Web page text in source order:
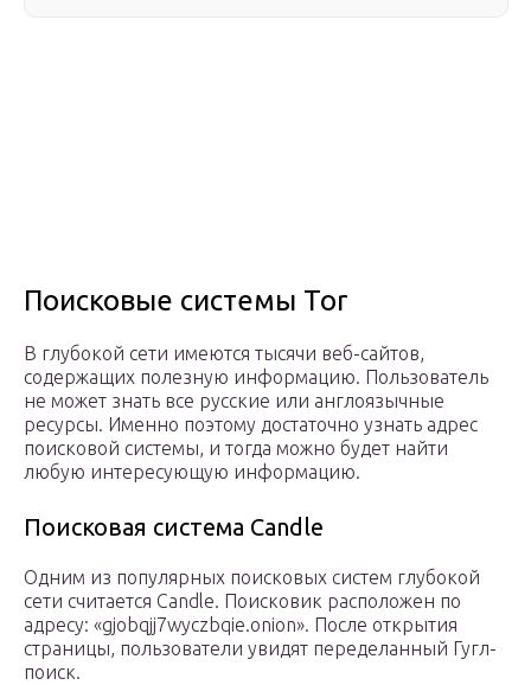
Поисковые системы Tor
В глубокой сети имеются тысячи веб-сайтов,
содержащих полезную информацию. Пользователь
не может знать все русские или англоязычные
ресурсы. Именно поэтому достаточно узнать адрес
поисковой системы, и тогда можно будет найти
любую интересующую информацию.
Поисковая система Candle
Одним из популярных поисковых систем глубокой
сети считается Candle. Поисковик расположен по
адресу: «gjobqjj7wyczbqie.onion». После открытия
страницы, пользователи увидят переделанный Гугл-
поиск.